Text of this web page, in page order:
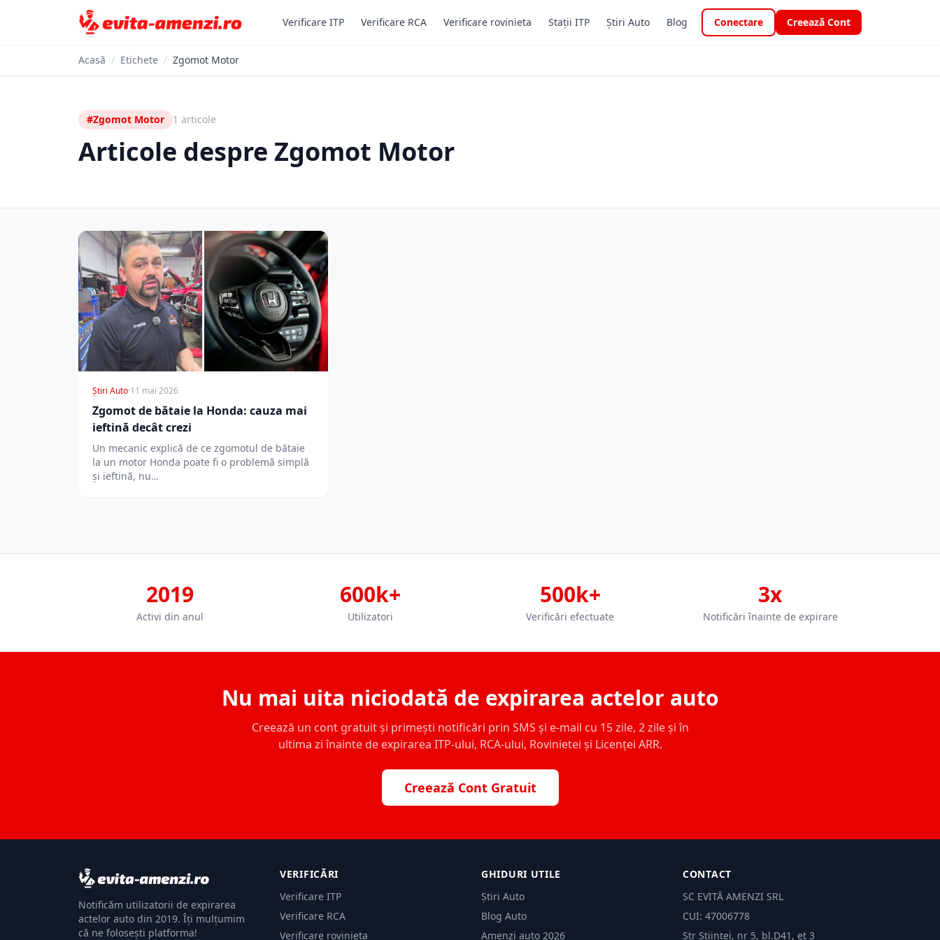
Verificare ITP Verificare RCA Verificare rovinieta Stații ITP Știri Auto Blog Conectare Creează Cont
Acasă / Etichete / Zgomot Motor
#Zgomot Motor 1 articole
Articole despre Zgomot Motor
Știri Auto·11 mai 2026
Zgomot de bătaie la Honda: cauza mai
ieftină decât crezi
Un mecanic explică de ce zgomotul de bătaie
la un motor Honda poate fi o problemă simplă
și ieftină, nu…
2019
Activi din anul
600k+
Utilizatori
500k+
Verificări efectuate
3x
Notificări înainte de expirare
Nu mai uita niciodată de expirarea actelor auto
Creează un cont gratuit și primești notificări prin SMS și e-mail cu 15 zile, 2 zile și în
ultima zi înainte de expirarea ITP-ului, RCA-ului, Rovinietei și Licenței ARR.
Creează Cont Gratuit
Notificăm utilizatorii de expirarea
actelor auto din 2019. Îți mulțumim
că ne folosești platforma!
VERIFICĂRI
Verificare ITP
Verificare RCA
Verificare rovinieta
GHIDURI UTILE
Știri Auto
Blog Auto
Amenzi auto 2026
CONTACT
SC EVITĂ AMENZI SRL
CUI: 47006778
Str Științei, nr 5, bl.D41, et 3